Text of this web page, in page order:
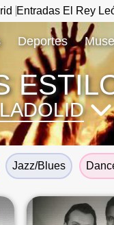
Entradas El Rey
Deportes
Jazz/Blues